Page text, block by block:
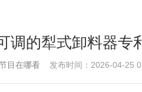
调的犁式卸料器专
目在哪看发布时间：2026-04-25